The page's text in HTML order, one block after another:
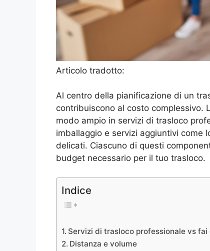
Articolo tradotto:
Al centro della pianificazione di un
contribuiscono al costo complessivo.
modo ampio in servizi di trasloco
imballaggio e servizi aggiuntivi come
delicati. Ciascuno di questi
budget necessario per il tuo trasloco.
Indice
Servizi di trasloco professionale vs fai
Distanza e volume